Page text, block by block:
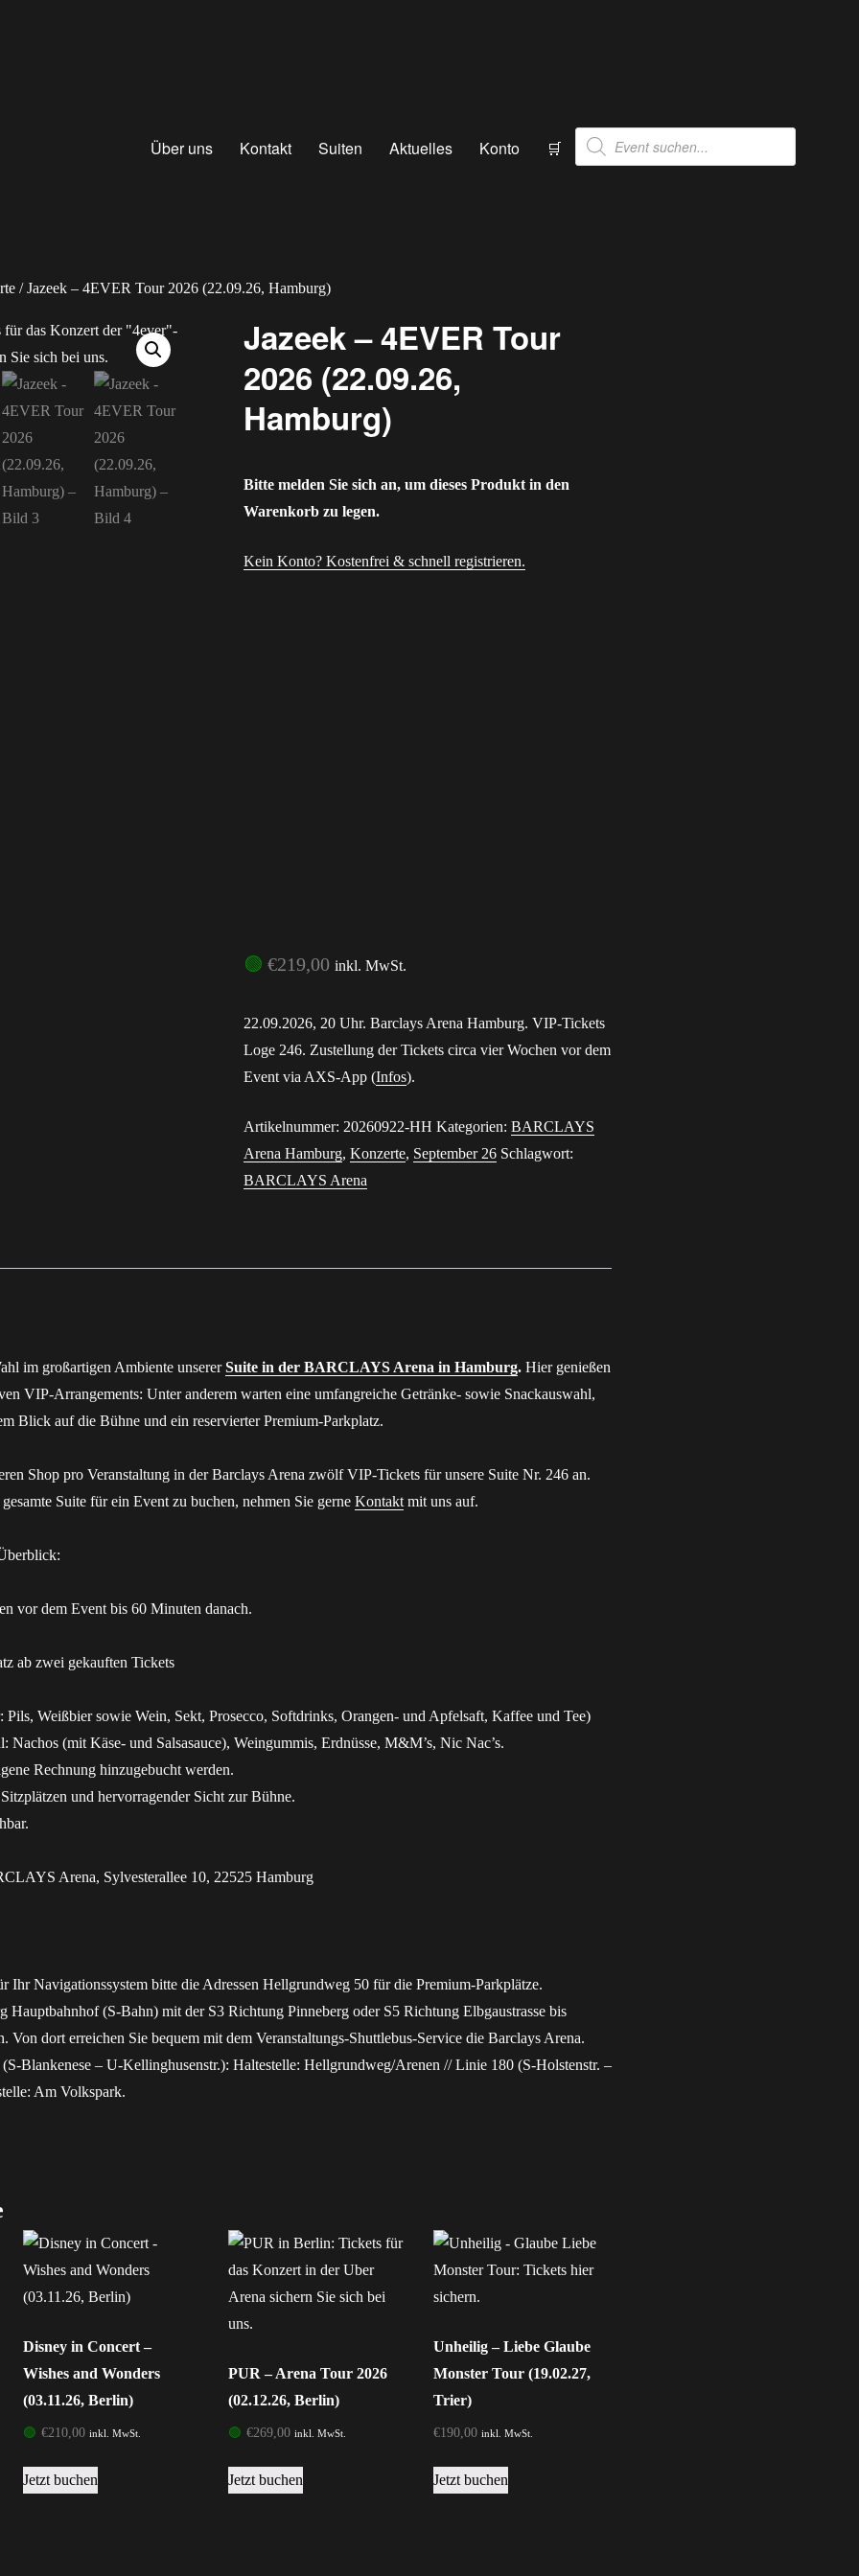
Über uns Kontakt Suiten Aktuelles Konto 🛒
Products
search
/ Jazeek – 4EVER Tour 2026 (22.09.26, Hamburg)
Jazeek – 4EVER Tour
2026 (22.09.26,
Hamburg)
Bitte melden Sie sich an, um dieses Produkt in den
Warenkorb zu legen.
Kein Konto? Kostenfrei & schnell registrieren.
🟢 €219,00 inkl. MwSt.
22.09.2026, 20 Uhr. Barclays Arena Hamburg. VIP-Tickets
Loge 246. Zustellung der Tickets circa vier Wochen vor dem
Event via AXS-App (Infos).
Artikelnummer: 20260922-HH Kategorien: BARCLAYS
Arena Hamburg, Konzerte, September 26 Schlagwort:
BARCLAYS Arena
im großartigen Ambiente unsererSuite in der BARCLAYS Arena in Hamburg. Hier genießen
VIP-Arrangements: Unter anderem warten eine umfangreiche Getränke- sowie Snackauswahl,
Blick auf die Bühne und ein reservierter Premium-Parkplatz.
Shop pro Veranstaltung in der Barclays Arena zwölf VIP-Tickets für unsere Suite Nr. 246 an.
Suite für ein Event zu buchen, nehmen Sie gerne Kontaktmit uns auf.
vor dem Event bis 60 Minuten danach.
ab zwei gekauften Tickets
Pils, Weißbier sowie Wein, Sekt, Prosecco, Softdrinks, Orangen- und Apfelsaft, Kaffee und Tee)
Nachos (mit Käse- und Salsasauce), Weingummis, Erdnüsse, M&M’s, Nic Nac’s.
Rechnung hinzugebucht werden.
und hervorragender Sicht zur Bühne.
Arena, Sylvesterallee 10, 22525 Hamburg
Ihr Navigationssystem bitte die Adressen Hellgrundweg 50 für die Premium-Parkplätze.
Hauptbahnhof (S-Bahn) mit der S3 Richtung Pinneberg oder S5 Richtung Elbgaustrasse bis
Von dort erreichen Sie bequem mit dem Veranstaltungs-Shuttlebus-Service die Barclays Arena.
Blankenese – U-Kellinghusenstr.): Haltestelle: Hellgrundweg/Arenen // Linie 180 (S-Holstenstr. –
Am Volkspark.
Disney in Concert –
Wishes and Wonders
(03.11.26, Berlin)
🟢 €210,00 inkl. MwSt.
Jetzt buchen
PUR – Arena Tour 2026
(02.12.26, Berlin)
🟢 €269,00 inkl. MwSt.
Jetzt buchen
Unheilig – Liebe Glaube
Monster Tour (19.02.27,
Trier)
€190,00 inkl. MwSt.
Jetzt buchen
Dieses
Produkt